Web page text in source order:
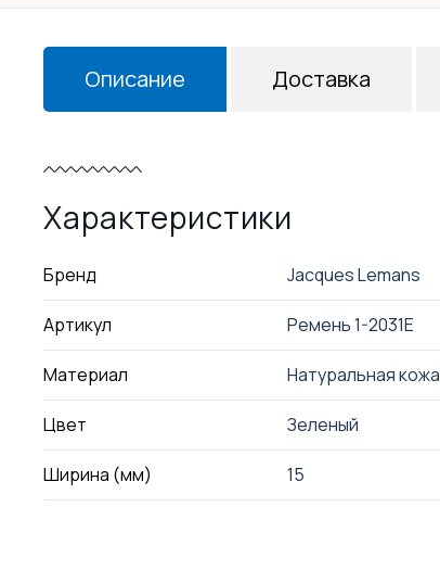
Описание
Характеристики
Бренд Jacques Lemans
Артикул Ремень 1-2031E
Материал Натуральная кожа
Цвет Зеленый
Ширина (мм) 15
Доставка